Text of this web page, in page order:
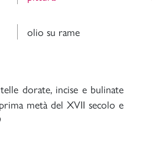
olio su rame
dorate, incise e bulinate
metà del XVII secolo e